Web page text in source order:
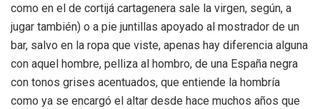
como en el de cortijá cartagenera sale la virgen, según, a
jugar también) o a pie juntillas apoyado al mostrador de un
bar, salvo en la ropa que viste, apenas hay diferencia alguna
con aquel hombre, pelliza al hombro, de una España negra
con tonos grises acentuados, que entiende la hombría
como ya se encargó el altar desde hace muchos años que